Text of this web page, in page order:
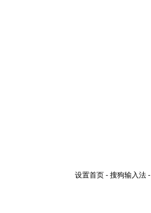
设置首页 - 搜狗输入法 -